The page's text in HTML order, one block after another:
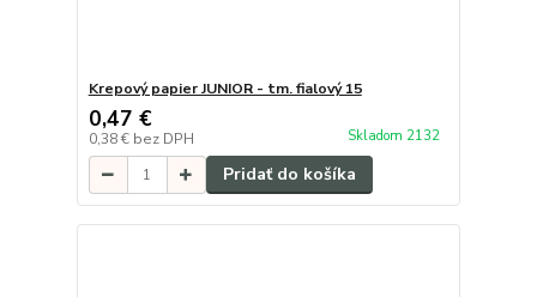
Krepový papier JUNIOR - tm. fialový 15
0,47 €
0,38 € bez DPH Skladom 2132
Pridať do košíka